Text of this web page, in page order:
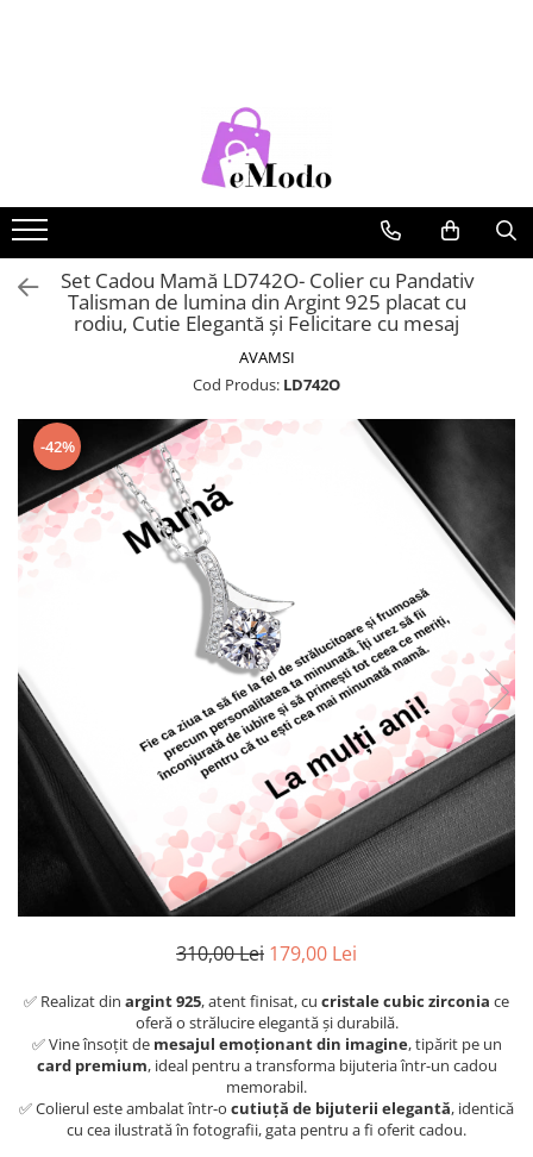
CADOU MAMĂ
CADOU FIICĂ
RUCSACURI DAMA
CURELE DAMA
OCHELARI DE SOARE DAMA
BRATARI DAMA
PORTOFELE BARBATI
RUCSACURI BARBATI
OCHELARI DE SOARE BARBATI
BRATARI BARBATI
Set Cadou Mamă LD742O- Colier cu Pandativ
Talisman de lumina din Argint 925 placat cu
rodiu, Cutie Elegantă și Felicitare cu mesaj
AVAMSI
Cod Produs: LD742O
-42%
310,00 Lei 179,00 Lei
✅ Realizat din argint 925, atent finisat, cu cristale cubic zirconia ce
oferă o strălucire elegantă și durabilă.
✅ Vine însoțit de mesajul emoționant din imagine, tipărit pe un
card premium, ideal pentru a transforma bijuteria într-un cadou
memorabil.
✅ Colierul este ambalat într-o cutiuță de bijuterii elegantă, identică
cu cea ilustrată în fotografii, gata pentru a fi oferit cadou.